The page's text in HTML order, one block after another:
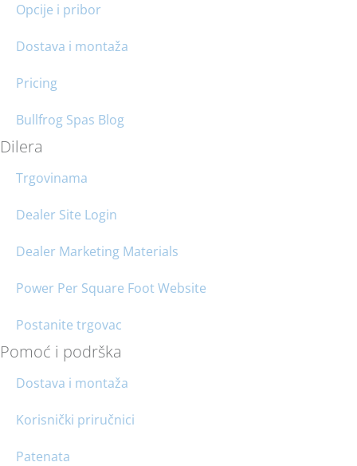
Opcije i pribor
Dostava i montaža
Pricing
Bullfrog Spas Blog
Dilera
Trgovinama
Dealer Site Login
Dealer Marketing Materials
Power Per Square Foot Website
Postanite trgovac
Pomoć i podrška
Dostava i montaža
Korisnički priručnici
Patenata